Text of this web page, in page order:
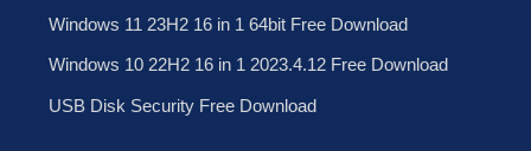
Windows 11 23H2 16 in 1 64bit Free Download
Windows 10 22H2 16 in 1 2023.4.12 Free Download
USB Disk Security Free Download